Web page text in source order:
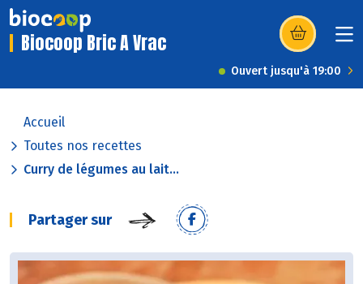
Biocoop Bric A Vrac (s’ouvre dans
Ouvert jusqu'à 19:00
Accueil
Toutes nos recettes
Curry de légumes au lait...
Partager sur